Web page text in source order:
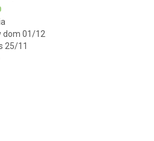
dom 01/12
25/11